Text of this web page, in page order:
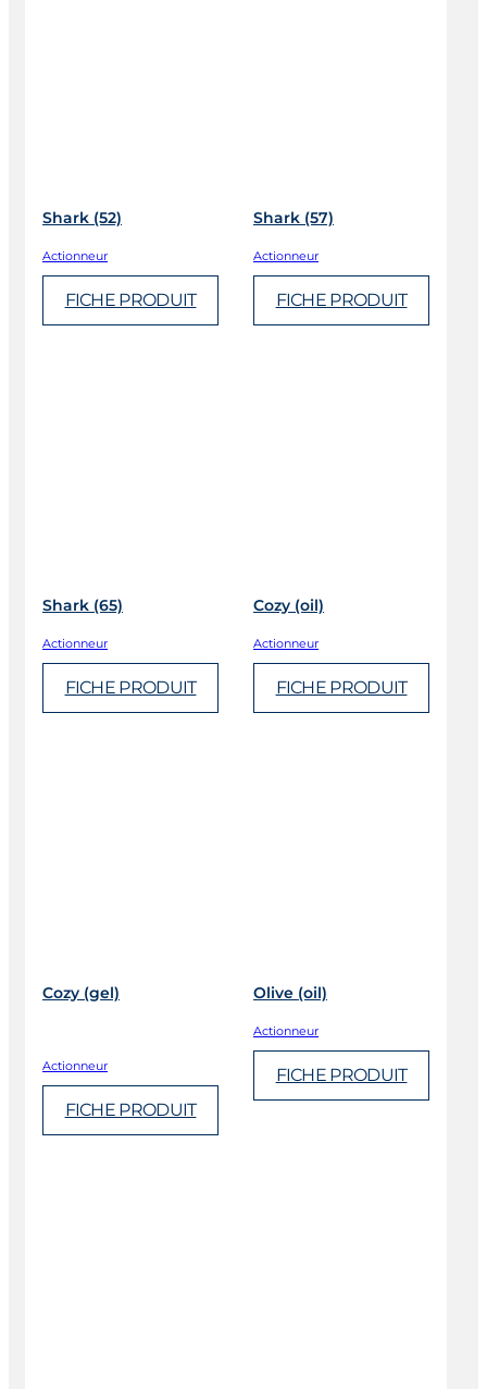
Shark (52)
Actionneur
FICHE PRODUIT
Shark (57)
Actionneur
FICHE PRODUIT
Shark (65)
Actionneur
FICHE PRODUIT
Cozy (oil)
Actionneur
FICHE PRODUIT
Cozy (gel)
Actionneur
FICHE PRODUIT
Olive (oil)
Actionneur
FICHE PRODUIT